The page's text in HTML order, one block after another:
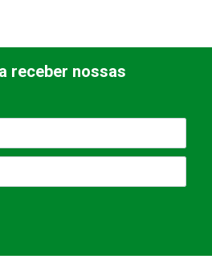
receber nossas